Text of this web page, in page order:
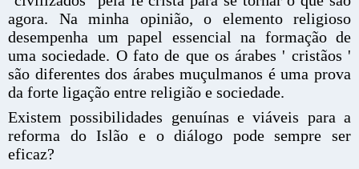
agora. Na minha opinião, o elemento religioso
desempenha um papel essencial na formação de
uma sociedade. O fato de que os árabes ' cristãos '
são diferentes dos árabes muçulmanos é uma prova
da forte ligação entre religião e sociedade.
Existem possibilidades genuínas e viáveis para a
reforma do Islão e o diálogo pode sempre ser
eficaz?